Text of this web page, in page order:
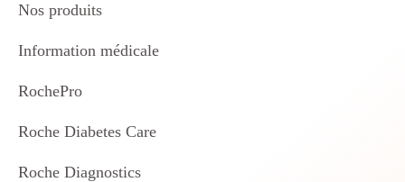
Nos produits
Information médicale
RochePro
Roche Diabetes Care
Roche Diagnostics